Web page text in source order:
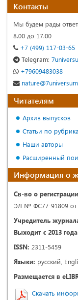
Контакты
Мы будем рады
8.00 до 17.00
+7 (499) 117-03-65
Telegram:
+79609483038
Читателям
Архив выпусков
Статьи по
Наши авторы
Расширенный
Информация о
Св-во о
ЭЛ № ФС77-91809 от
Учредитель
Выходит с 2013 года
ISSN: 2311-5459
Языки: русский,
Размещается в
Скачать